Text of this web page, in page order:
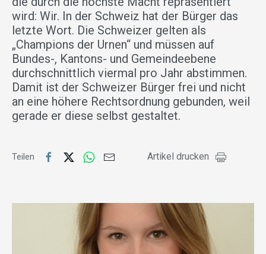
wird: Wir. In der Schweiz hat der Bürger das
letzte Wort. Die Schweizer gelten als
„Champions der Urnen“ und müssen auf
Bundes-, Kantons- und Gemeindeebene
durchschnittlich viermal pro Jahr abstimmen.
Damit ist der Schweizer Bürger frei und nicht
an eine höhere Rechtsordnung gebunden, weil
gerade er diese selbst gestaltet.
Teilen Artikel drucken